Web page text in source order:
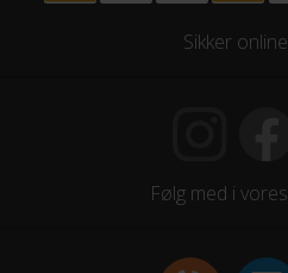
Sikker
Følg med i